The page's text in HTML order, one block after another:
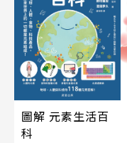
圖解 元素生活百
科